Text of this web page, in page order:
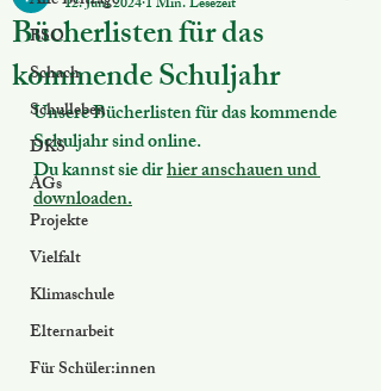
BSO
Schach
Schulleben
DKS
AGs
Projekte
Vielfalt
Klimaschule
Elternarbeit
Für Schüler:innen
Bücherlisten für das
kommende Schuljahr
Unsere Bücherlisten für das kommende
Schuljahr sind online.
Du kannst sie dir hier anschauen und
downloaden.